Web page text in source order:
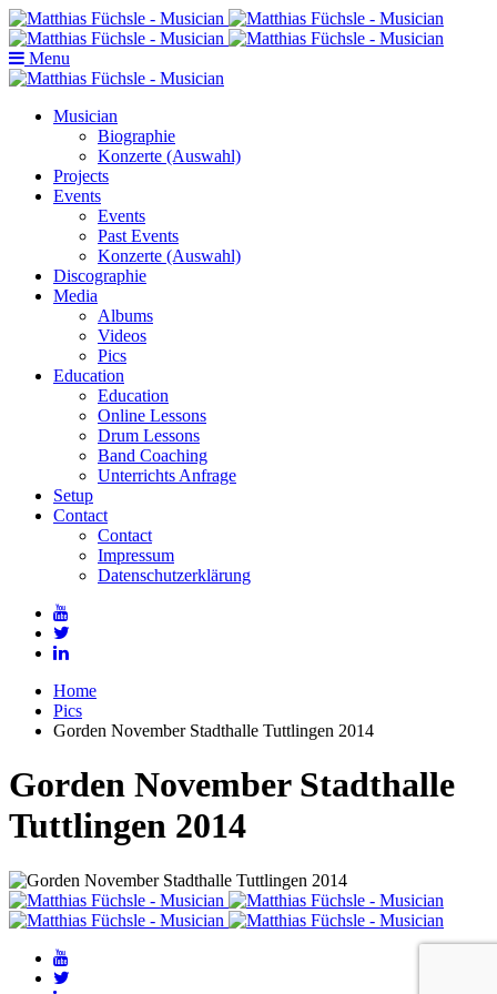
Menu
Musician
Biographie
Konzerte (Auswahl)
Projects
Events
Events
Past Events
Konzerte (Auswahl)
Discographie
Media
Albums
Videos
Pics
Education
Education
Online Lessons
Drum Lessons
Band Coaching
Unterrichts Anfrage
Setup
Contact
Contact
Impressum
Datenschutzerklärung
Home
Pics
Gorden November Stadthalle Tuttlingen 2014
Gorden November Stadthalle
Tuttlingen 2014